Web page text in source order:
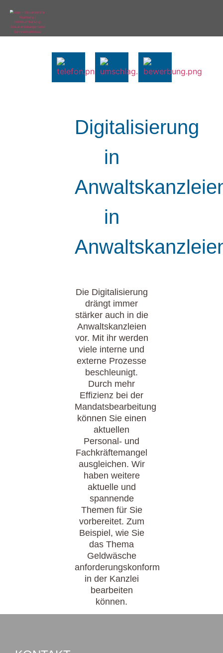
Digitalisierung
in
in
Die Digitalisierung
drängt immer
stärker auch in die
Anwaltskanzleien
vor. Mit ihr werden
viele interne und
externe Prozesse
beschleunigt.
Durch mehr
Effizienz bei der
Mandatsbearbeitung
können Sie einen
aktuellen
Personal- und
Fachkräftemangel
ausgleichen. Wir
haben weitere
aktuelle und
spannende
Themen für Sie
vorbereitet. Zum
Beispiel, wie Sie
das Thema
Geldwäsche
anforderungskonform
in der Kanzlei
bearbeiten
können.